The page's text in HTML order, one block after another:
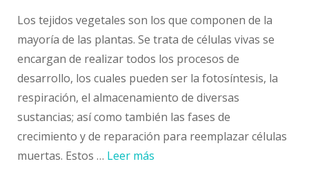
Los tejidos vegetales son los que componen de la
mayoría de las plantas. Se trata de células vivas se
encargan de realizar todos los procesos de
desarrollo, los cuales pueden ser la fotosíntesis, la
respiración, el almacenamiento de diversas
sustancias; así como también las fases de
crecimiento y de reparación para reemplazar células
muertas. Estos … Leer más